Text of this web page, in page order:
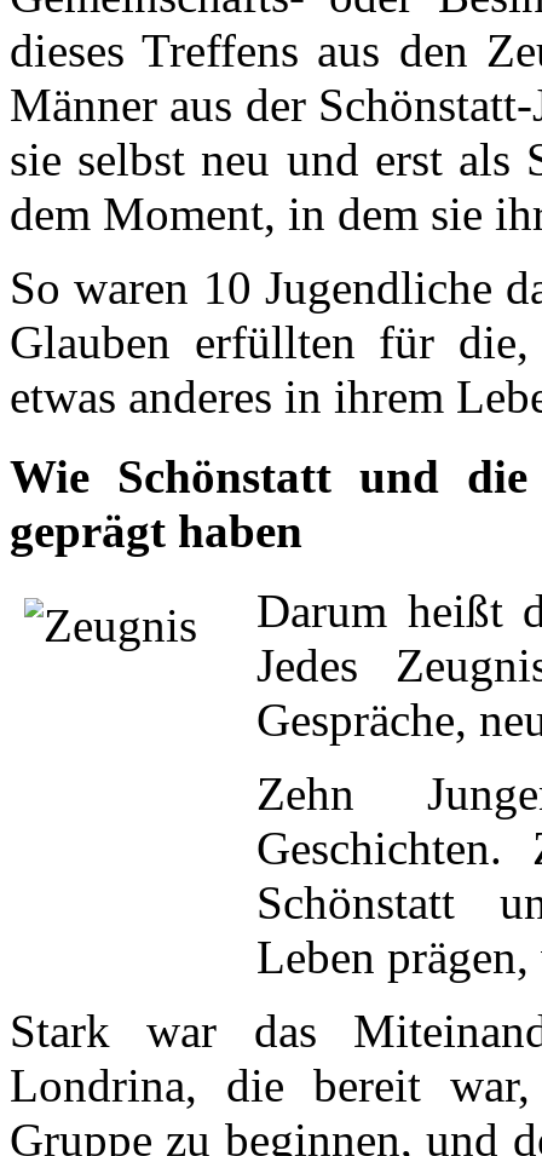
dieses Treffens aus den
Männer aus der
sie selbst neu und erst als
dem Moment, in dem sie
So waren 10 Jugendliche
Glauben erfüllten für
etwas anderes in ihrem
Wie Schönstatt und
geprägt haben
Darum heißt
Jedes
Gespräche,
Zehn
Geschichten.
Schönstatt
Leben
Stark war das
Londrina, die bereit
Gruppe zu beginnen, und